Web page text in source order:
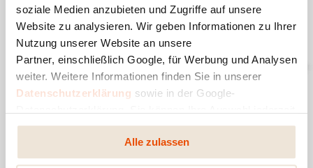
soziale Medien anzubieten und Zugriffe auf unsere
Website zu analysieren. Wir geben Informationen zu Ihrer
Nutzung unserer Website an unsere
Partner, einschließlich Google, für Werbung und Analysen
weiter. Weitere Informationen finden Sie in unserer
Datenschutzerklärung sowie in der Google-
ändern oder widerrufen.
Alle zulassen